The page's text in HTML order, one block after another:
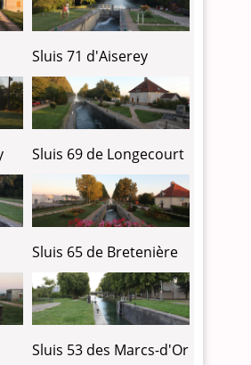
Sluis 71 d'Aiserey
Sluis 69 de Longecourt
Sluis 65 de Bretenière
Sluis 53 des Marcs-d'Or